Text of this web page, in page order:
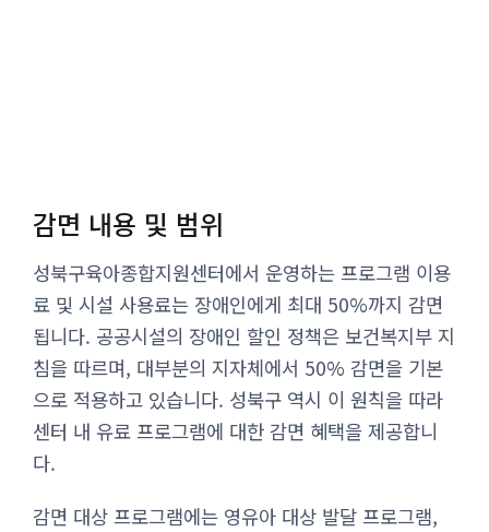
감면 내용 및 범위
성북구육아종합지원센터에서 운영하는 프로그램 이용
료 및 시설 사용료는 장애인에게 최대 50%까지 감면
됩니다. 공공시설의 장애인 할인 정책은 보건복지부 지
침을 따르며, 대부분의 지자체에서 50% 감면을 기본
으로 적용하고 있습니다. 성북구 역시 이 원칙을 따라
센터 내 유료 프로그램에 대한 감면 혜택을 제공합니
다.
감면 대상 프로그램에는 영유아 대상 발달 프로그램,